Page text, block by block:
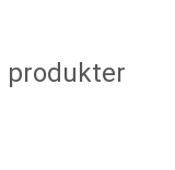
produkter